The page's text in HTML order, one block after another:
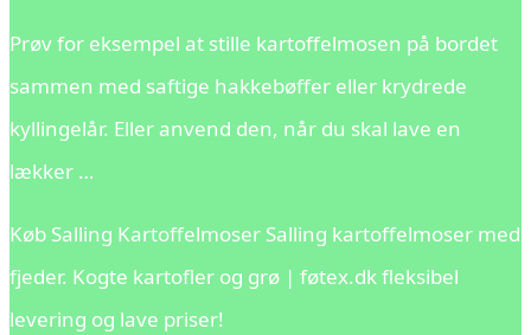
Prøv for eksempel at stille kartoffelmosen på bordet
sammen med saftige hakkebøffer eller krydrede
kyllingelår. Eller anvend den, når du skal lave en
lækker …
Køb Salling Kartoffelmoser Salling kartoffelmoser med
fjeder. Kogte kartofler og grø | føtex.dk fleksibel
levering og lave priser!